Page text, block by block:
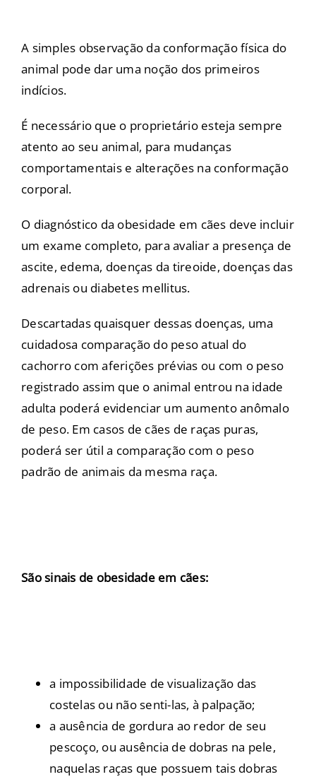
A simples observação da conformação física do
animal pode dar uma noção dos primeiros
indícios.
É necessário que o proprietário esteja sempre
atento ao seu animal, para mudanças
comportamentais e alterações na conformação
corporal.
O diagnóstico da obesidade em cães deve incluir
um exame completo, para avaliar a presença de
ascite, edema, doenças da tireoide, doenças das
adrenais ou diabetes mellitus.
Descartadas quaisquer dessas doenças, uma
cuidadosa comparação do peso atual do
cachorro com aferições prévias ou com o peso
registrado assim que o animal entrou na idade
adulta poderá evidenciar um aumento anômalo
de peso. Em casos de cães de raças puras,
poderá ser útil a comparação com o peso
padrão de animais da mesma raça.
São sinais de obesidade em cães:
a impossibilidade de visualização das
costelas ou não senti-las, à palpação;
a ausência de gordura ao redor de seu
pescoço, ou ausência de dobras na pele,
naquelas raças que possuem tais dobras